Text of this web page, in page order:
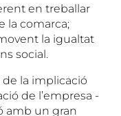
en treballar
la comarca;
la igualtat
social.
la implicació
de l’empresa -
amb un gran